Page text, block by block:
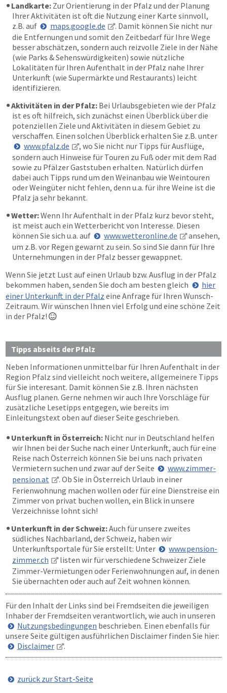
Landkarte: Zur Orientierung in der Pfalz und der Planung
Ihrer Aktivitäten ist oft die Nutzung einer Karte sinnvoll,
z.B. auf
maps.google.de
. Damit können Sie nicht nur
die Entfernungen und somit den Zeitbedarf für Ihre Wege
besser abschätzen, sondern auch reizvolle Ziele in der Nähe
(wie Parks & Sehenswürdigkeiten) sowie nützliche
Lokalitäten für Ihren Aufenthalt in der Pfalz nahe Ihrer
Unterkunft (wie Supermärkte und Restaurants) leicht
identifizieren.
Aktivitäten in der Pfalz: Bei Urlaubsgebieten wie der Pfalz
ist es oft hilfreich, sich zunächst einen Überblick über die
potenziellen Ziele und Aktivitäten in diesem Gebiet zu
verschaffen. Einen solchen Überblick erhalten Sie z.B. unter
www.pfalz.de
, wo Sie nicht nur Tipps für Ausflüge,
sondern auch Hinweise für Touren zu Fuß oder mit dem Rad
sowie zu Pfälzer Gaststuben erhalten. Natürlich dürfen
dabei auch Tipps rund um den Weinanbau wie Weintouren
oder Weingüter nicht fehlen, denn u.a. für ihre Weine ist die
Pfalz ja sehr bekannt.
Wetter:Wenn Ihr Aufenthalt in der Pfalz kurz bevor steht,
ist meist auch ein Wetterbericht von Interesse. Diesen
können Sie sich u.a. auf
www.wetteronline.de
ansehen,
um z.B. vor Regen gewarnt zu sein. So sind Sie dann für Ihre
Unternehmungen in der Pfalz besser gewappnet.
Wenn Sie jetzt Lust auf einen Urlaub bzw. Ausflug in der Pfalz
bekommen haben, senden Sie doch am besten gleich
hier
einer Unterkunft in der Pfalz eine Anfrage für Ihren Wunsch-
Zeitraum. Wir wünschen Ihnen viel Erfolg und eine schöne Zeit
in der Pfalz! 
Tipps abseits der Pfalz
Neben Informationen unmittelbar für Ihren Aufenthalt in der
Region Pfalz sind vielleicht noch weitere, allgemeinere Tipps
für Sie interesant. Damit können Sie z.B. Ihren nächsten
Ausflug planen. Gerne nehmen wir auch Ihre Vorschläge für
zusätzliche Lesetipps entgegen, wie bereits im
Einleitungstext oben auf dieser Seite geschrieben.
Unterkunft in Österreich: Nicht nur in Deutschland helfen
wir Ihnen bei der Suche nach einer Unterkunft, auch für eine
Reise nach Österreich können Sie bei uns nach privaten
Vermietern suchen und zwar auf der Seite
www.zimmer-
pension.at
. Ob Sie in Österreich Urlaub in einer
Ferienwohnung machen wollen oder für eine Dienstreise ein
Zimmer von privat buchen wollen, ein Blick in unsere
Verzeichnisse lohnt sich!
Unterkunft in der Schweiz:Auch für unsere zweites
südliches Nachbarland, der Schweiz, haben wir
Unterkunftsportale für Sie erstellt: Unter
www.pension-
zimmer.ch
listen wir für verschiedene Schweizer Ziele
Zimmer-Vermietungen oder Ferienwohnungen auf, in denen
Sie übernachten oder auch auf Zeit wohnen können.
Für den Inhalt der Links sind bei Fremdseiten die jeweiligen
Inhaber der Fremdseiten verantwortlich, wie auch in unseren
Nutzungsbedingungen beschrieben. Einen ebenfalls für
unsere Seite gültigen ausführlichen Disclaimer finden Sie hier:
Disclaimer
.
zurück zur Start-Seite